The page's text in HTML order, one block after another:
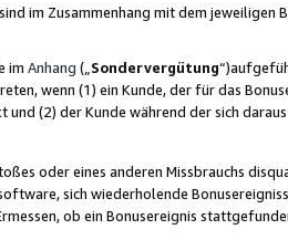
im Zusammenhang mit dem jeweiligen
im Anhang („ Sondervergütung
wenn (1) ein Kunde, der für das
(2) der Kunde während der sich
oder eines anderen Missbrauchs
sich wiederholende
ob ein Bonusereignis